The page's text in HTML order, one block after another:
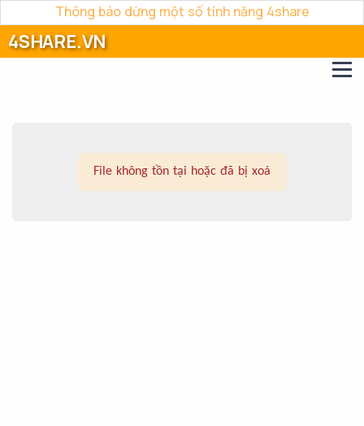
Thông báo dừng một số tính năng 4share
4SHARE.VN
File không tồn tại hoặc đã bị xoá